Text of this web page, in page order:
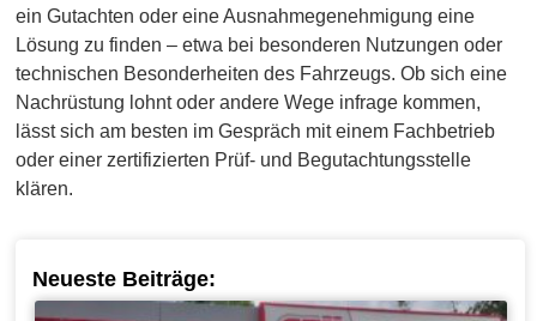
ein Gutachten oder eine Ausnahmegenehmigung eine
Lösung zu finden – etwa bei besonderen Nutzungen oder
technischen Besonderheiten des Fahrzeugs. Ob sich eine
Nachrüstung lohnt oder andere Wege infrage kommen,
lässt sich am besten im Gespräch mit einem Fachbetrieb
oder einer zertifizierten Prüf- und Begutachtungsstelle
klären.
Neueste Beiträge: